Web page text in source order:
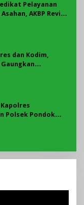
Pelayanan
AKBP Revi
dan Kodim,
Polsek Pondok